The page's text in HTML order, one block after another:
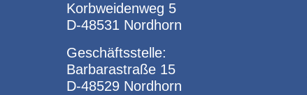
Korbweidenweg 5
D-48531 Nordhorn
Geschäftsstelle:
Barbarastraße 15
D-48529 Nordhorn